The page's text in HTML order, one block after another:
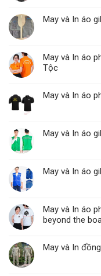
May và In áo
May và In áo
Tộc
May và In áo
May và In áo
May và In áo
May và In áo
beyond the
May và In